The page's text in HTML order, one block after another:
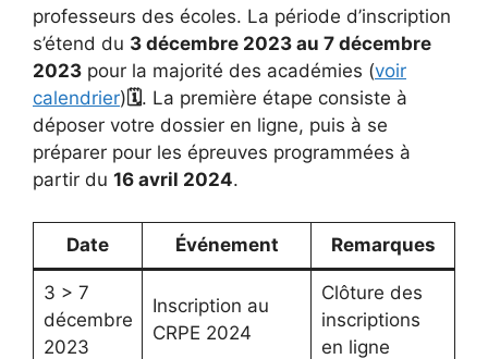
professeurs des écoles. La période d’inscription
s’étend du 3 décembre 2023 au 7 décembre
2023 pour la majorité des académies (voir
calendrier)🗓️. La première étape consiste à
déposer votre dossier en ligne, puis à se
préparer pour les épreuves programmées à
partir du 16 avril 2024.
Date Événement Remarques
3 > 7
décembre
2023
Inscription au
CRPE 2024
Clôture des
inscriptions
en ligne